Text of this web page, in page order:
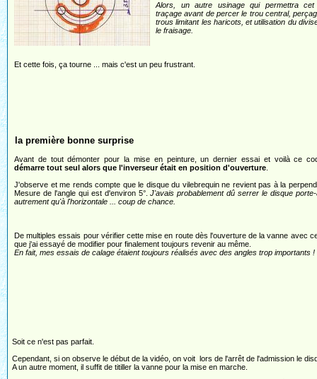
Alors, un autre usinage qui permettra
traçage avant de percer le trou central,
trous limitant les haricots, et utilisation du
le fraisage.
Et cette fois, ça tourne ... mais c'est un peu frustrant.
la première bonne surprise
Avant de tout démonter pour la mise en peinture, un dernier essai et voilà ce
démarre tout seul alors que l'inverseur était en position d'ouverture
J'observe et me rends compte que le disque du vilebrequin ne revient pas à la
Mesure de l'angle qui est d'environ 5°.J'avais probablement dû serrer le disque
autrement qu'à l'horizontale ... coup de chance.
De multiples essais pour vérifier cette mise en route dès l'ouverture de la vanne avec
que j'ai essayé de modifier pour finalement toujours revenir au même.
En fait, mes essais de calage étaient toujours réalisés avec des angles trop importants !
Soit ce n'est pas parfait.
Cependant, si on observe le début de la vidéo, on voit lors de l'arrêt de l'admission le
A un autre moment, il suffit de titiller la vanne pour la mise en marche.